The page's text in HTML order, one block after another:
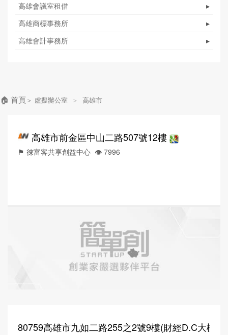
▸
高雄會議室租借
▸
高雄商標事務所
▸
高雄會計事務所
🏠 首頁＞ 虛擬辦公室 ＞ 高雄市
高雄市前金區中山二路507號12樓
⚑ 徠富客共享創益中心 👁️‍ 7996
80759高雄市九如二路255之2號9樓(財經D.C大樓)